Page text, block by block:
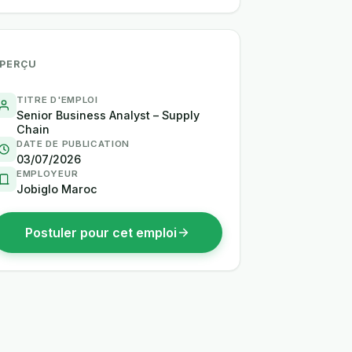
TITRE D'EMPLOI
Senior Business Analyst – Supply
Chain
DATE DE PUBLICATION
03/07/2026
EMPLOYEUR
Jobiglo Maroc
Postuler pour cet emploi